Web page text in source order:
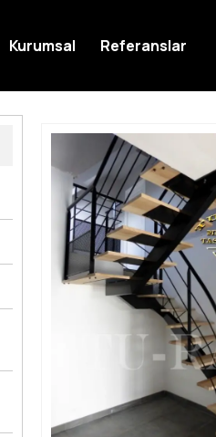
Kurumsal Referanslar